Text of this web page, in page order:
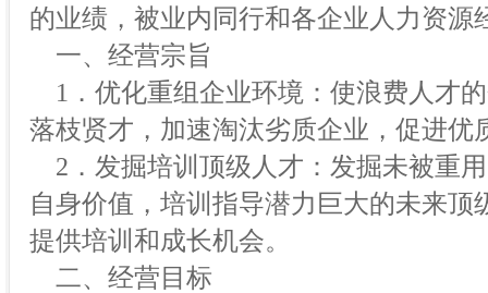
的业绩，被业内同行和各企业人力资源
一、经营宗旨
1．优化重组企业环境：使浪费人才
落枝贤才，加速淘汰劣质企业，促进优
2．发掘培训顶级人才：发掘未被重
自身价值，培训指导潜力巨大的未来
提供培训和成长机会。
二、经营目标